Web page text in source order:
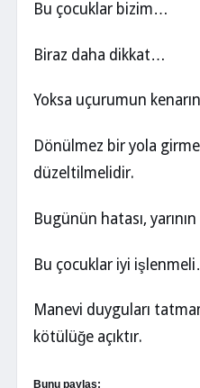
Bu çocuklar bizim…
Biraz daha dikkat…
Yoksa uçurumun
Dönülmez bir yola
düzeltilmelidir.
Bugünün hatası,
Bu çocuklar iyi
Manevi duyguları
kötülüğe açıktır.
Bunu paylaş: